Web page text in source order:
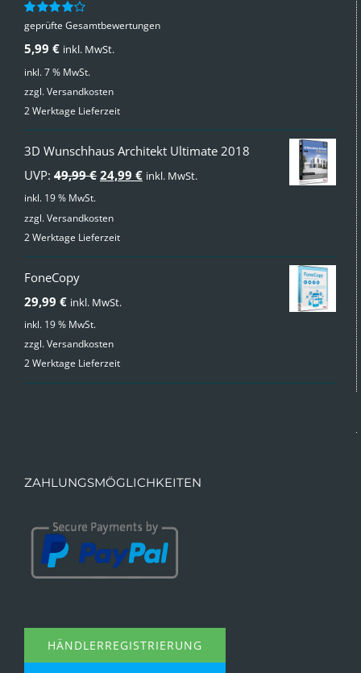
Bewertet
von 5
geprüfte Gesamtbewertungen
5,99 € inkl. MwSt.
inkl. 7 % MwSt.
zzgl.Versandkosten
2 Werktage Lieferzeit
3D Wunschhaus Architekt Ultimate 2018
UVP: 49,99€ Ursprünglicher
war:
24,99 €Aktueller
inkl. MwSt.
inkl. 19 % MwSt.
zzgl.Versandkosten
2 Werktage Lieferzeit
FoneCopy
29,99 € inkl. MwSt.
inkl. 19 % MwSt.
zzgl.Versandkosten
2 Werktage Lieferzeit
ZAHLUNGSMÖGLICHKEITEN
HÄNDLERREGISTRIERUNG